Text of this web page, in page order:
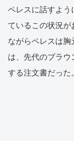
ペレスに話すよう
ているこの状況が
ながらペレスは
は、先代のブラ
する注文書だった